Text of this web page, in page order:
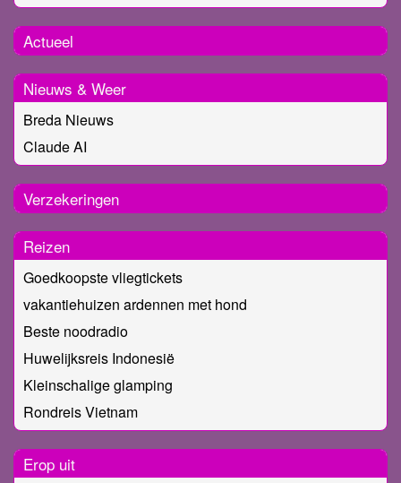
Actueel
Nieuws & Weer
Breda Nieuws
Claude AI
Verzekeringen
Reizen
Goedkoopste vliegtickets
vakantiehuizen ardennen met hond
Beste noodradio
Huwelijksreis Indonesië
Kleinschalige glamping
Rondreis Vietnam
Erop uit